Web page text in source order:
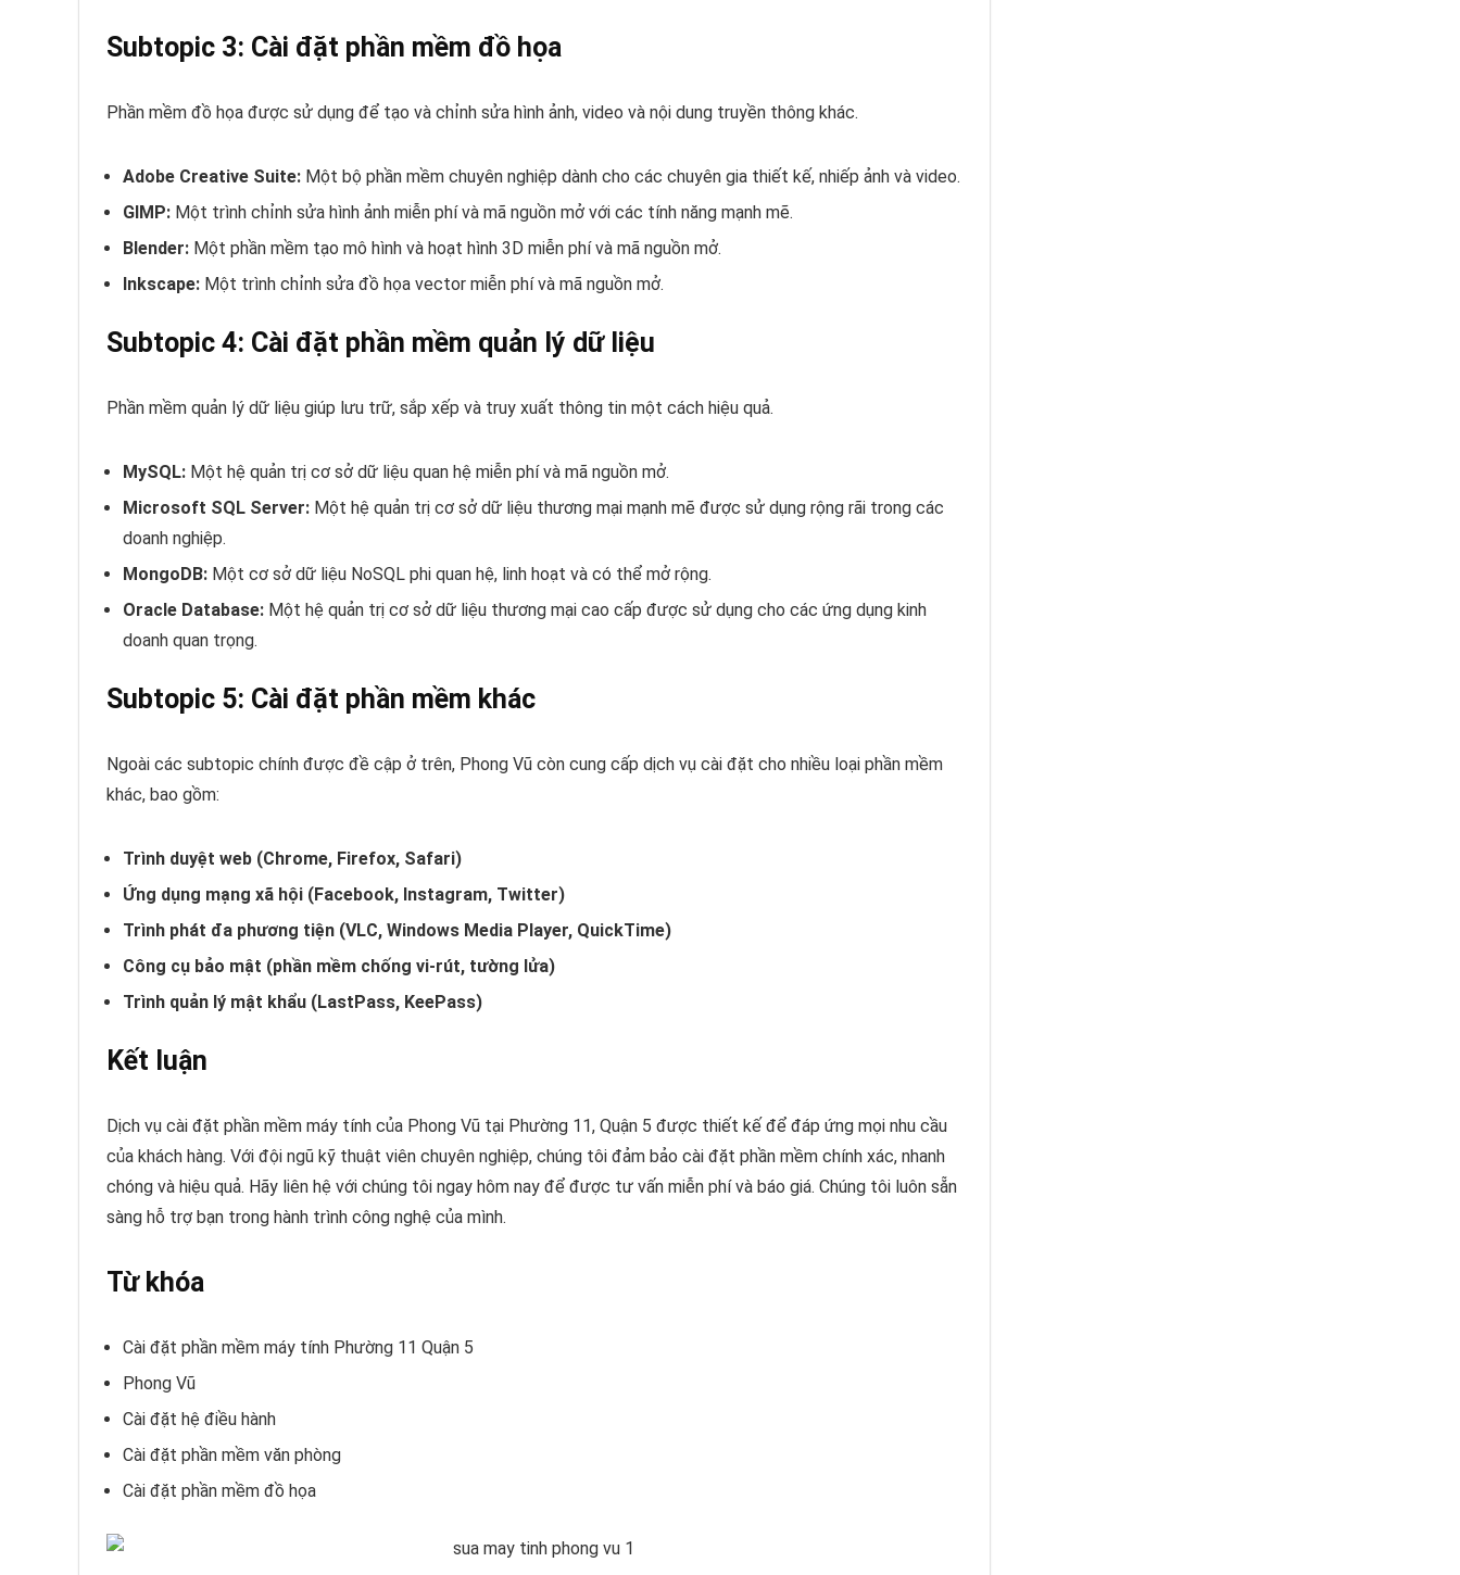
Subtopic 3: Cài đặt phần mềm đồ họa
Phần mềm đồ họa được sử dụng để tạo và chỉnh sửa hình ảnh, video và nội dung truyền thông khác.
Adobe Creative Suite: Một bộ phần mềm chuyên nghiệp dành cho các chuyên gia thiết kế, nhiếp ảnh và video.
GIMP: Một trình chỉnh sửa hình ảnh miễn phí và mã nguồn mở với các tính năng mạnh mẽ.
Blender: Một phần mềm tạo mô hình và hoạt hình 3D miễn phí và mã nguồn mở.
Inkscape: Một trình chỉnh sửa đồ họa vector miễn phí và mã nguồn mở.
Subtopic 4: Cài đặt phần mềm quản lý dữ liệu
Phần mềm quản lý dữ liệu giúp lưu trữ, sắp xếp và truy xuất thông tin một cách hiệu quả.
MySQL: Một hệ quản trị cơ sở dữ liệu quan hệ miễn phí và mã nguồn mở.
Microsoft SQL Server: Một hệ quản trị cơ sở dữ liệu thương mại mạnh mẽ được sử dụng rộng rãi trong các
doanh nghiệp.
MongoDB: Một cơ sở dữ liệu NoSQL phi quan hệ, linh hoạt và có thể mở rộng.
Oracle Database: Một hệ quản trị cơ sở dữ liệu thương mại cao cấp được sử dụng cho các ứng dụng kinh
doanh quan trọng.
Subtopic 5: Cài đặt phần mềm khác
Ngoài các subtopic chính được đề cập ở trên, Phong Vũ còn cung cấp dịch vụ cài đặt cho nhiều loại phần mềm
khác, bao gồm:
Trình duyệt web (Chrome, Firefox, Safari)
Ứng dụng mạng xã hội (Facebook, Instagram, Twitter)
Trình phát đa phương tiện (VLC, Windows Media Player, QuickTime)
Công cụ bảo mật (phần mềm chống vi-rút, tường lửa)
Trình quản lý mật khẩu (LastPass, KeePass)
Kết luận
Dịch vụ cài đặt phần mềm máy tính của Phong Vũ tại Phường 11, Quận 5 được thiết kế để đáp ứng mọi nhu cầu
của khách hàng. Với đội ngũ kỹ thuật viên chuyên nghiệp, chúng tôi đảm bảo cài đặt phần mềm chính xác, nhanh
chóng và hiệu quả. Hãy liên hệ với chúng tôi ngay hôm nay để được tư vấn miễn phí và báo giá. Chúng tôi luôn sẵn
sàng hỗ trợ bạn trong hành trình công nghệ của mình.
Từ khóa
Cài đặt phần mềm máy tính Phường 11 Quận 5
Phong Vũ
Cài đặt hệ điều hành
Cài đặt phần mềm văn phòng
Cài đặt phần mềm đồ họa